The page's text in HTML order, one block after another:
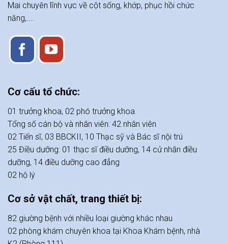
Mai chuyên lĩnh vực về cột sống, khớp, phục hồi chức
năng,....
Cơ cấu tổ chức:
01 trưởng khoa, 02 phó trưởng khoa
Tổng số cán bộ và nhân viên: 42 nhân viên
02 Tiến sĩ, 03 BBCKII, 10 Thạc sỹ và Bác sĩ nội trú
25 Điều dưỡng: 01 thạc sĩ điều dưỡng, 14 cử nhân điều
dưỡng, 14 điều dưỡng cao đẳng
02 hộ lý
Cơ sở vật chất, trang thiết bị:
82 giường bệnh với nhiều loại giường khác nhau
02 phòng khám chuyên khoa tại Khoa Khám bệnh, nhà